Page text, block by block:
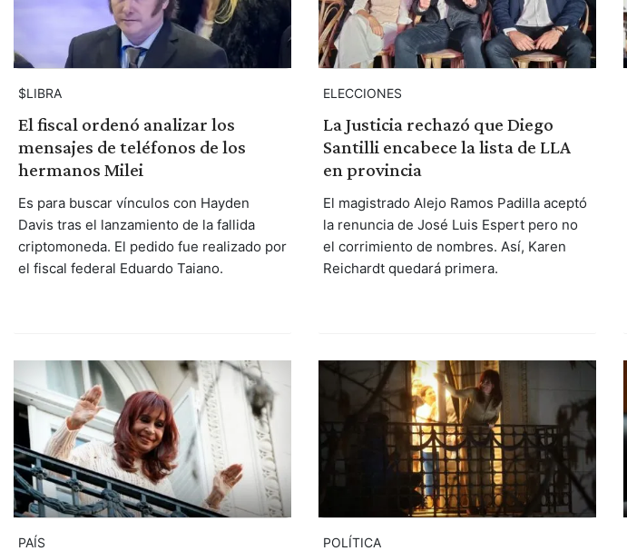
$LIBRA
El fiscal ordenó analizar los
mensajes de teléfonos de los
hermanos Milei
Es para buscar vínculos con Hayden
Davis tras el lanzamiento de la fallida
criptomoneda. El pedido fue realizado por
el fiscal federal Eduardo Taiano.
ELECCIONES
La Justicia rechazó que Diego
Santilli encabece la lista de LLA
en provincia
El magistrado Alejo Ramos Padilla aceptó
la renuncia de José Luis Espert pero no
el corrimiento de nombres. Así, Karen
Reichardt quedará primera.
PAÍS POLÍTICA